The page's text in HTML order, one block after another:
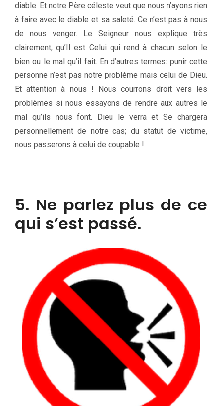
diable. Et notre Père céleste veut que nous n’ayons rien
à faire avec le diable et sa saleté. Ce n’est pas à nous
de nous venger. Le Seigneur nous explique très
clairement, qu’Il est Celui qui rend à chacun selon le
bien ou le mal qu’il fait. En d’autres termes: punir cette
personne n’est pas notre problème mais celui de Dieu.
Et attention à nous ! Nous courrons droit vers les
problèmes si nous essayons de rendre aux autres le
mal qu’ils nous font. Dieu le verra et Se chargera
personnellement de notre cas; du statut de victime,
nous passerons à celui de coupable !
5. Ne parlez plus de ce
qui s’est passé.